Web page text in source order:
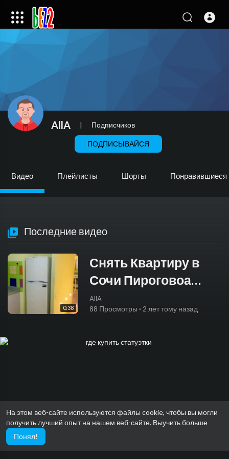
На этом веб-сайте используются файлы cookie, чтобы вы могли
получить лучший опыт на нашем веб-сайте. Выучить больше
Понял!
AllA | Подписчиков
ПОДПИСЫВАЙСЯ
Видео Плейлисты Шорты Понравившиеся
Последние видео
0:38
Снять Квартиру в
Сочи Пироговоа
улица 24
AllA
88 Просмотры · 2 лет тому назад